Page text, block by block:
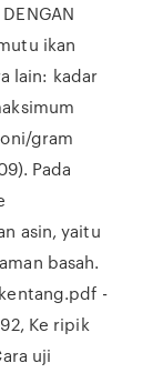
ikan
lain: kadar
gram
Pada
asin, yaitu
basah.
-
Ke ripik
uji